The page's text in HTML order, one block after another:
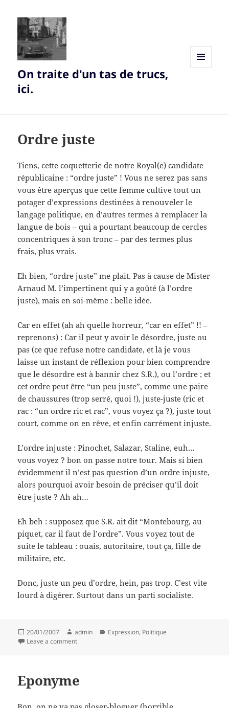
On traite d'un tas de trucs,
ici.
Ordre juste
Tiens, cette coquetterie de notre Royal(e) candidate
républicaine : “ordre juste” ! Vous ne serez pas sans
vous être aperçus que cette femme cultive tout un
potager d’expressions destinées à renouveler le
langage politique, en d’autres termes à remplacer la
langue de bois – qui a pourtant beaucoup de cercles
concentriques à son tronc – par des termes plus
frais, plus vrais.
Eh bien, “ordre juste” me plait. Pas à cause de Mister
Arnaud M. l’impertinent qui y a goûté (à l’ordre
juste), mais en soi-même : belle idée.
Car en effet (ah ah quelle horreur, “car en effet” !! –
reprenons) : Car il peut y avoir le désordre, juste ou
pas (ce que refuse notre candidate, et là je vous
laisse un instant de réflexion pour bien comprendre
que le désordre est à bannir chez S.R.), ou l’ordre ; et
cet ordre peut être “un peu juste”, comme une paire
de chaussures (trop serré, quoi !), juste-juste (ric et
rac : “un ordre ric et rac”, vous voyez ça ?), juste tout
court, comme on en rêve, et enfin carrément injuste.
L’ordre injuste : Pinochet, Salazar, Staline, euh…
vous voyez ? bon on passe notre tour. Mais si bien
évidemment il n’est pas question d’un ordre injuste,
alors pourquoi avoir besoin de préciser qu’il doit
être juste ? Ah ah…
Eh beh : supposez que S.R. ait dit “Montebourg, au
piquet, car il faut de l’ordre”. Vous voyez tout de
suite le tableau : ouais, autoritaire, tout ça, fille de
militaire, etc.
Donc, juste un peu d’ordre, hein, pas trop. C’est vite
lourd à digérer. Surtout dans un parti socialiste.
Posted
on
20/01/2007 Author
admin Categories
Expression, Politique
Leave a commenton Ordre juste
Eponyme